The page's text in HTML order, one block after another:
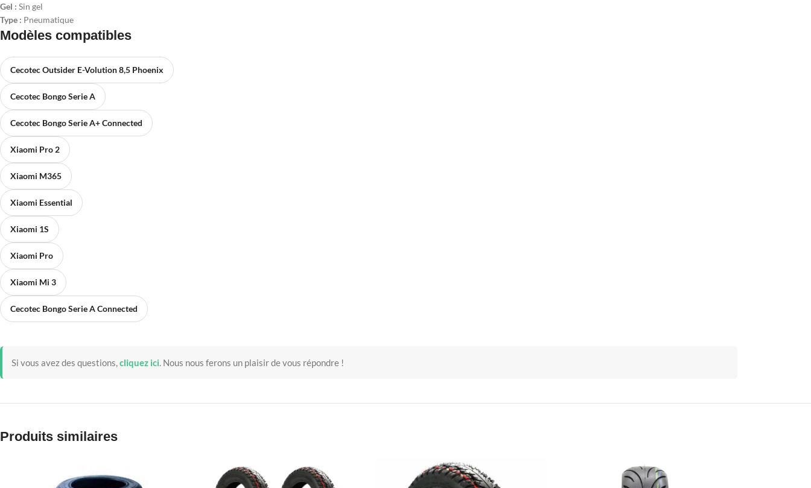
Gel : Sin gel
Type : Pneumatique
Modèles compatibles
Cecotec Outsider E-Volution 8,5 Phoenix
Cecotec Bongo Serie A
Cecotec Bongo Serie A+ Connected
Xiaomi Pro 2
Xiaomi M365
Xiaomi Essential
Xiaomi 1S
Xiaomi Pro
Xiaomi Mi 3
Cecotec Bongo Serie A Connected
Si vous avez des questions,cliquez ici. Nous nous ferons un plaisir de vous répondre !
Produits similaires